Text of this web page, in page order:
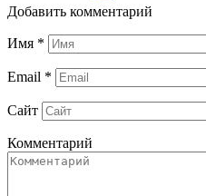
Добавить комментарий
Имя *
Email *
Сайт
Комментарий